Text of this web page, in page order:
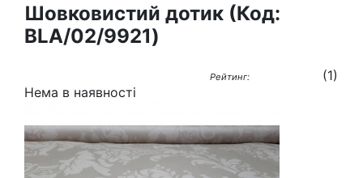
Шовковистий дотик (Код:
BLA/02/9921)
Рейтинг: (1)
Нема в наявності